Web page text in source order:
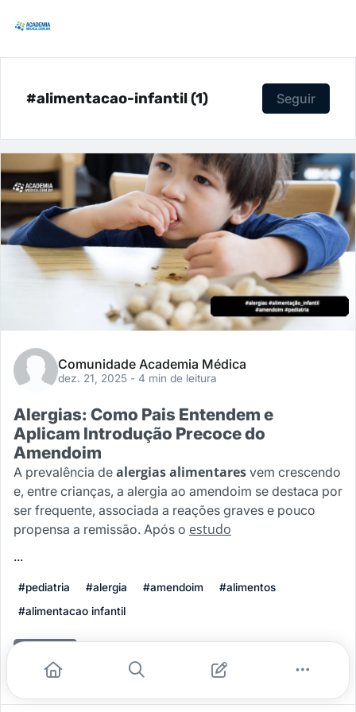
#alimentacao-infantil (1) Seguir
Comunidade Academia Médica
dez. 21, 2025 - 4 min de leitura
Alergias: Como Pais Entendem e
Aplicam Introdução Precoce do
Amendoim
A prevalência de alergias alimentares vem crescendo
e, entre crianças, a alergia ao amendoim se destaca por
ser frequente, associada a reações graves e pouco
propensa a remissão. Após o estudo
...
#pediatria #alergia #amendoim
#alimentos
#alimentacao infantil
Leia mais